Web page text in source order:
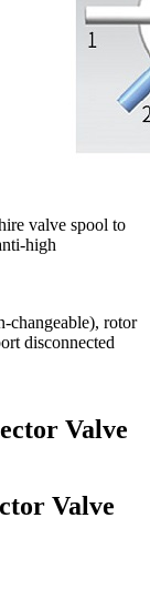
valve spool to
high
changeable), rotor
disconnected
Valve
Valve